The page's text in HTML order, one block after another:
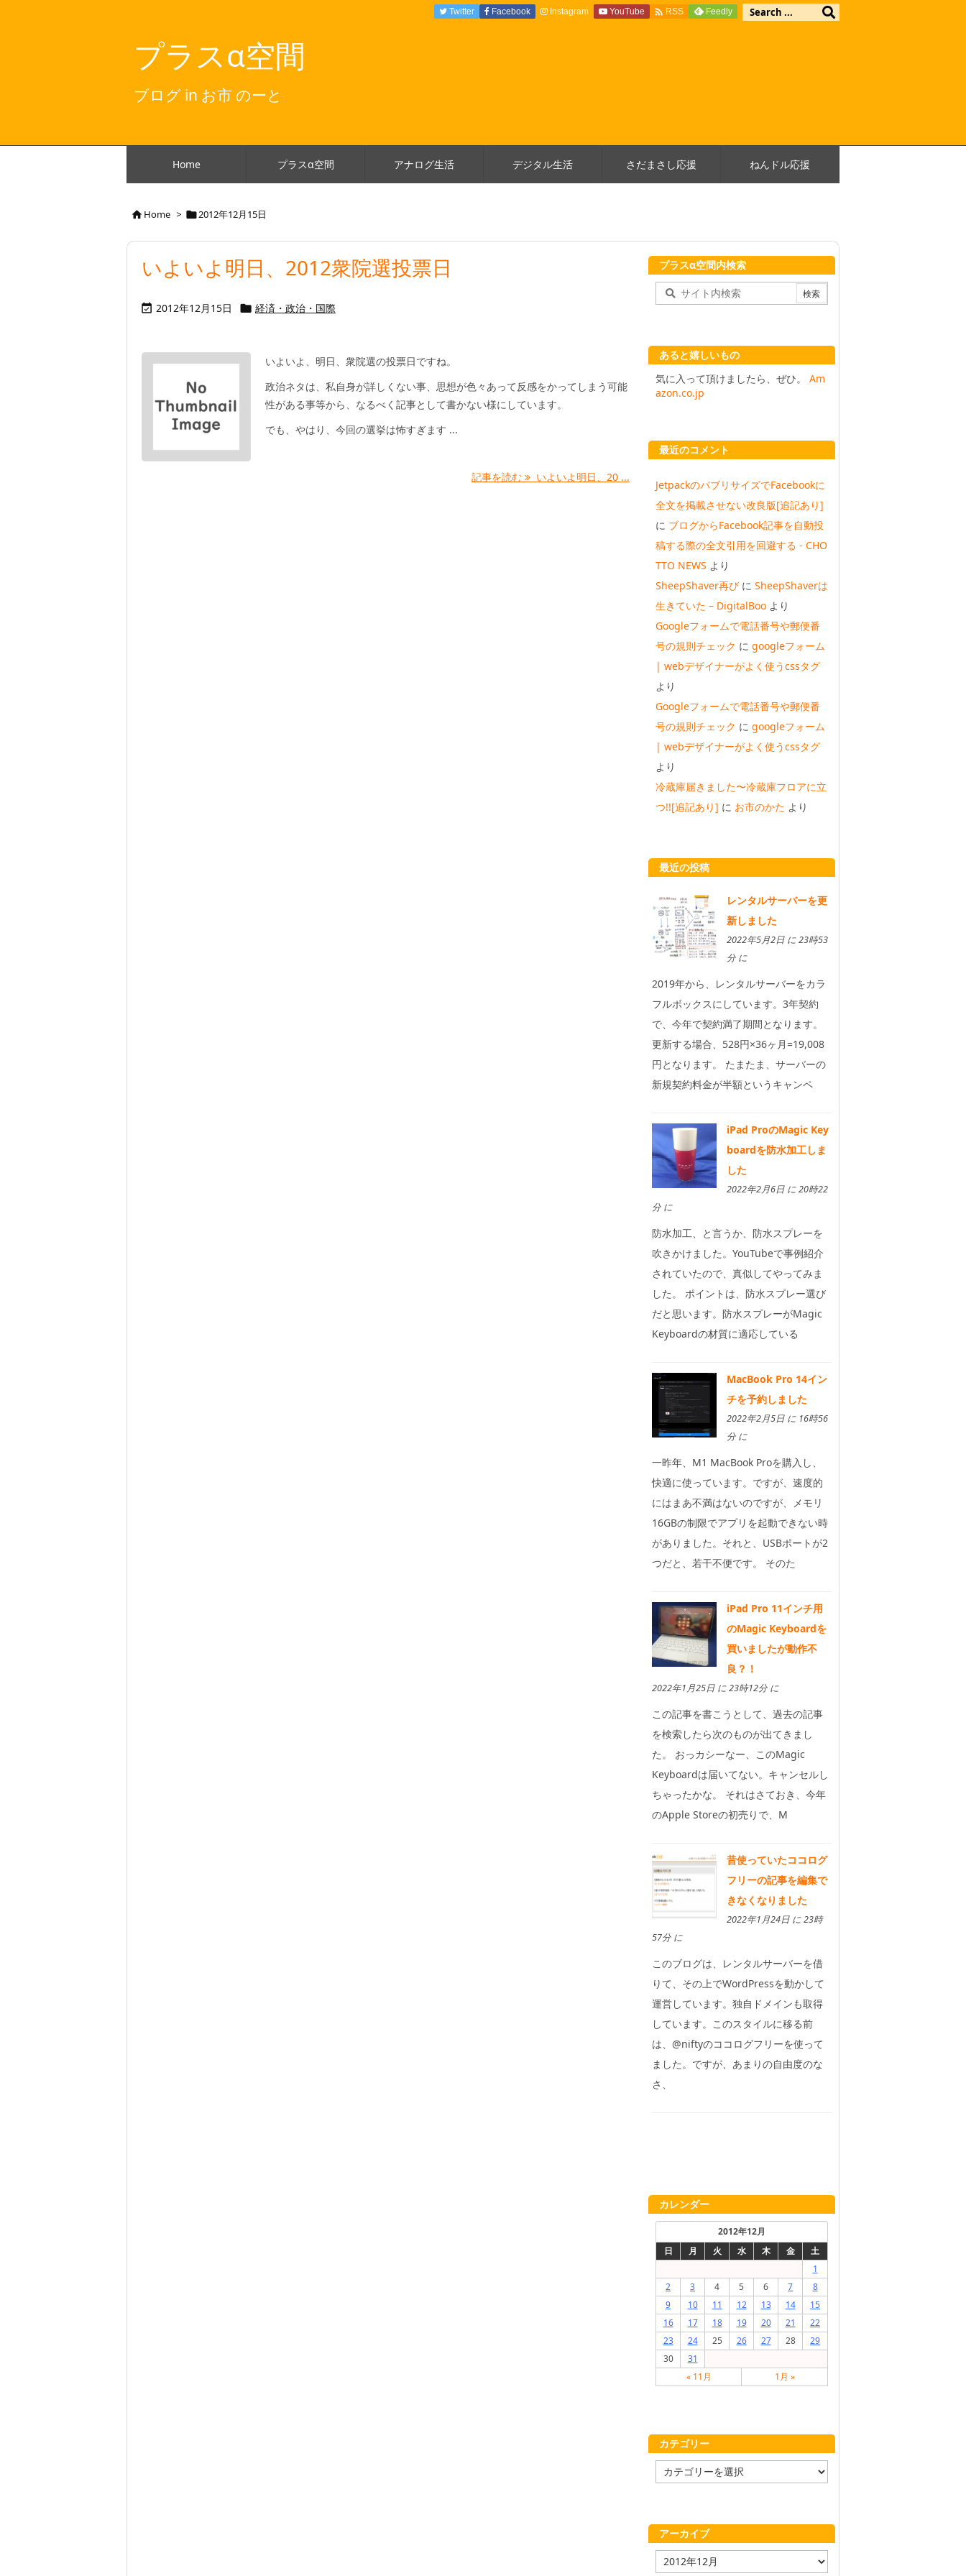
プラスα空間
ブログ in お市 のーと
Home プラスα空間 アナログ生活 デジタル生活 さだまさし応援 ねんドル応援
Twitter Facebook Instagram YouTube  RSS Feedly
Home > 2012年12月15日
いよいよ明日、2012衆院選投票日
 2012年12月15日  経済・政治・国際
いよいよ、明日、衆院選の投票日ですね。
政治ネタは、私自身が詳しくない事、思想が色々あって反感をかってしまう可能
性がある事等から、なるべく記事として書かない様にしています。
でも、やはり、今回の選挙は怖すぎます ...
記事を読む いよいよ明日、20 ...
プラスα空間内検索
あると嬉しいもの
気に入って頂けましたら、ぜひ。 Am
azon.co.jp
最近のコメント
JetpackのパブリサイズでFacebookに
全文を掲載させない改良版[追記あり]
に ブログからFacebook記事を自動投
稿する際の全文引用を回避する - CHO
TTO NEWS より
SheepShaver再び に SheepShaverは
生きていた – DigitalBoo より
Googleフォームで電話番号や郵便番
号の規則チェック に googleフォーム
| webデザイナーがよく使うcssタグ
より
Googleフォームで電話番号や郵便番
号の規則チェック に googleフォーム
| webデザイナーがよく使うcssタグ
より
冷蔵庫届きました〜冷蔵庫フロアに立
つ!![追記あり] に お市のかた より
最近の投稿
レンタルサーバーを更
新しました
2022年5月2日 に 23時53
分 に
2019年から、レンタルサーバーをカラ
フルボックスにしています。3年契約
で、今年で契約満了期間となります。
更新する場合、528円×36ヶ月=19,008
円となります。 たまたま、サーバーの
新規契約料金が半額というキャンペ
iPad ProのMagic Key
boardを防水加工しま
した
2022年2月6日 に 20時22
分 に
防水加工、と言うか、防水スプレーを
吹きかけました。YouTubeで事例紹介
されていたので、真似してやってみま
した。 ポイントは、防水スプレー選び
だと思います。防水スプレーがMagic
Keyboardの材質に適応している
MacBook Pro 14イン
チを予約しました
2022年2月5日 に 16時56
分 に
一昨年、M1 MacBook Proを購入し、
快適に使っています。ですが、速度的
にはまあ不満はないのですが、メモリ
16GBの制限でアプリを起動できない時
がありました。それと、USBポートが2
つだと、若干不便です。 そのた
iPad Pro 11インチ用
のMagic Keyboardを
買いましたが動作不
良？！
2022年1月25日 に 23時12分 に
この記事を書こうとして、過去の記事
を検索したら次のものが出てきまし
た。 おっカシーなー、このMagic
Keyboardは届いてない。キャンセルし
ちゃったかな。 それはさておき、今年
のApple Storeの初売りで、M
昔使っていたココログ
フリーの記事を編集で
きなくなりました
2022年1月24日 に 23時
57分 に
このブログは、レンタルサーバーを借
りて、その上でWordPressを動かして
運営しています。独自ドメインも取得
しています。このスタイルに移る前
は、@niftyのココログフリーを使って
ました。ですが、あまりの自由度のな
さ、
カレンダー
2012年12月
日
月 火 水 木 金
土
1
2
3 4 5 6 7
8
9
10 11 12 13 14
15
16
17 18 19 20 21
22
23
24 25 26 27 28
29
30
31
« 11月
1月 »
カテゴリー
テ
ー
アーカイブ
ア
ー